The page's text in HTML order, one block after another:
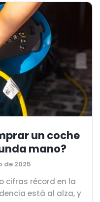
un coche
mano?
de 2025
cifras récord en la
está al alza, y